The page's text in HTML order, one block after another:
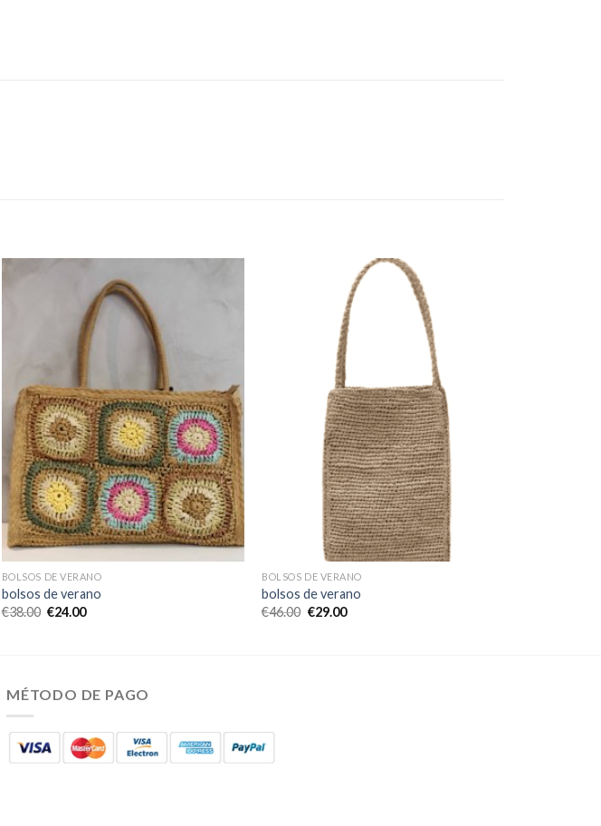
BOLSOS DE VERANO
bolsos de verano
€38.00 €24.00
BOLSOS DE VERANO
bolsos de verano
€46.00 €29.00
MÉTODO DE PAGO